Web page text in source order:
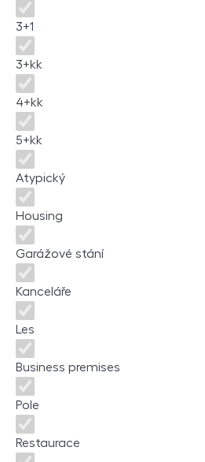
3+1
3+kk
4+kk
5+kk
Atypický
Housing
Garážové stání
Kanceláře
Les
Business premises
Pole
Restaurace